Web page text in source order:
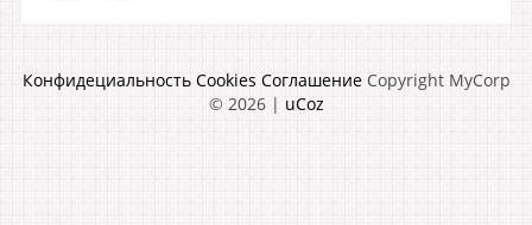
Конфидециальность Cookies Соглашение Copyright MyCorp
© 2026| uCoz